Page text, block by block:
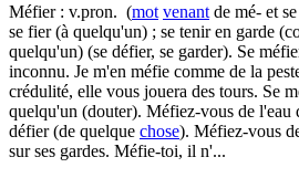
Méfier : v.pron. (mot venant de mé- et
se fier (à quelqu'un) ; se tenir en garde
quelqu'un) (se défier, se garder). Se
inconnu. Je m'en méfie comme de la
crédulité, elle vous jouera des tours. Se
quelqu'un (douter). Méfiez-vous de l'eau
défier (de quelque chose). Méfiez-vous
sur ses gardes. Méfie-toi, il n'...